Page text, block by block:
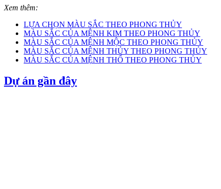
Xem thêm:
LỰA CHỌN MÀU SẮC THEO PHONG THỦY
MÀU SẮC CỦA MỆNH KIM THEO PHONG THỦY
MÀU SẮC CỦA MỆNH MỘC THEO PHONG THỦY
MÀU SẮC CỦA MỆNH THỦY THEO PHONG THỦY
MÀU SẮC CỦA MỆNH THỔ THEO PHONG THỦY
Dự án gần đây